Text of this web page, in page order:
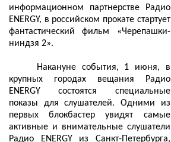
информационном партнерстве Радио
ENERGY, в российском прокате стартует
фантастический фильм «Черепашки-
ниндзя 2».
Накануне события, 1 июня, в
крупных городах вещания Радио
ENERGY состоятся специальные
показы для слушателей. Одними из
первых блокбастер увидят самые
активные и внимательные слушатели
Радио ENERGY из Санкт-Петербурга,